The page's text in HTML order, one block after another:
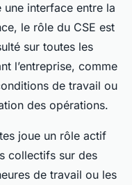
une interface entre la
le rôle du CSE est
sur toutes les
l’entreprise, comme
de travail ou
des opérations.
joue un rôle actif
collectifs sur des
de travail ou les